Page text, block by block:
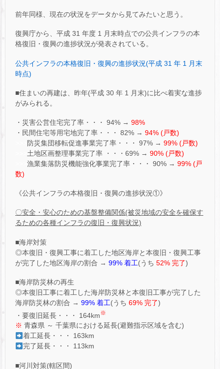
前年同様、現在の状況をデータから見てみたいと思う。
復興庁から、平成 31 年度 1 月末時点での公共インフラの本
格復旧・復興の進捗状況が発表されている。
公共インフラの本格復旧・復興の進捗状況(平成 31 年 1 月末
時点)
■住まいの再建は、昨年(平成 30 年 1 月末)に比べ着実な進捗
がみられる。
・災害公営住宅完了率・・・ 94% → 98%
・民間住宅等用宅地完了率・・・ 82% → 94% (戸数)
防災集団移転促進事業完了率・・・ 97% → 99% (戸数)
土地区画整理事業完了率 ・・・69% → 90% (戸数)
漁業集落防災機能強化事業完了率・・・ 90% → 99% (戸
数)
《公共インフラの本格復旧・復興の進捗状況①》
〇安全・安心のための基盤整備関係(被災地域の安全を確保す
るための各種インフラの復旧・復興状況)
■海岸対策
◎本復旧・復興工事に着工した地区海岸と本復旧・復興工事
が完了した地区海岸の割合 → 99% 着工(うち 52% 完了)
■海岸防災林の再生
◎本復旧工事に着工した海岸防災林と本復旧工事が完了した
海岸防災林の割合 → 99% 着工(うち 69% 完了)
・要復旧延長・・・ 164km※
※ 青森県 ～ 千葉県における延長(避難指示区域を含む)
着工延長・・・ 163km
完了延長・・・ 113km
■河川対策(轄区間)